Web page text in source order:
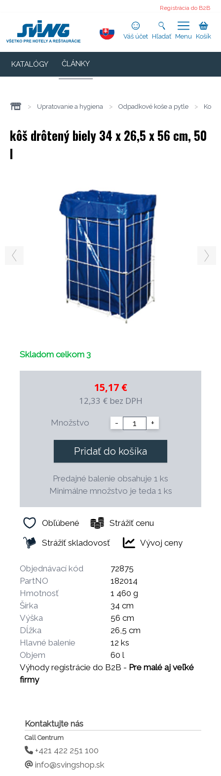
Registrácia do B2B
Váš účet Hľadať Menu Košík
KATALÓGY ČLÁNKY
> Upratovanie a hygiena > Odpadkové koše a pytle > Koše
kôš drôtený biely 34 x 26,5 x 56 cm, 50
l
Skladom celkom 3
15,17 €
12,33 € bez DPH
Množstvo - +
Pridať do košíka
Predajné balenie obsahuje 1 ks
Minimálne množstvo je teda 1 ks
Obľúbené
Strážiť cenu
Strážiť skladovosť
Vývoj ceny
Objednávací kód
72875
PartNO
182014
Hmotnosť
1 460 g
Šírka
34 cm
Výška
56 cm
Dĺžka
26,5 cm
Hlavné balenie
12 ks
Objem
60 l
Výhody registrácie do B2B - Pre malé aj veľké
firmy
Kontaktujte nás
Call Centrum
+421 422 251 100
info@svingshop.sk